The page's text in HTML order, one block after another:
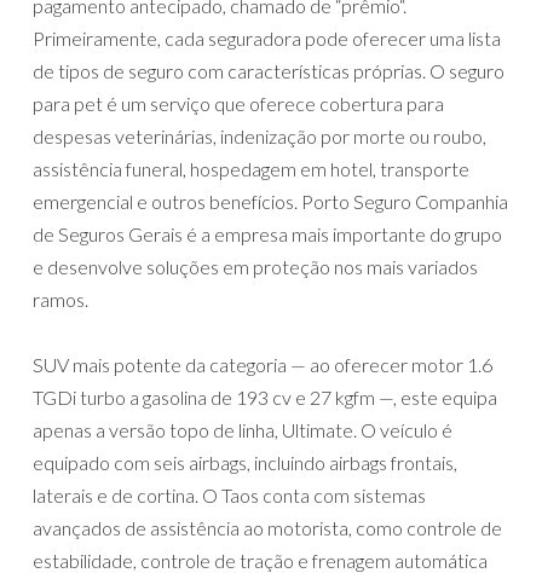
pagamento antecipado, chamado de “prêmio“.
Primeiramente, cada seguradora pode oferecer uma lista
de tipos de seguro com características próprias. O seguro
para pet é um serviço que oferece cobertura para
despesas veterinárias, indenização por morte ou roubo,
assistência funeral, hospedagem em hotel, transporte
emergencial e outros benefícios. Porto Seguro Companhia
de Seguros Gerais é a empresa mais importante do grupo
e desenvolve soluções em proteção nos mais variados
ramos.
SUV mais potente da categoria — ao oferecer motor 1.6
TGDi turbo a gasolina de 193 cv e 27 kgfm —, este equipa
apenas a versão topo de linha, Ultimate. O veículo é
equipado com seis airbags, incluindo airbags frontais,
laterais e de cortina. O Taos conta com sistemas
avançados de assistência ao motorista, como controle de
estabilidade, controle de tração e frenagem automática